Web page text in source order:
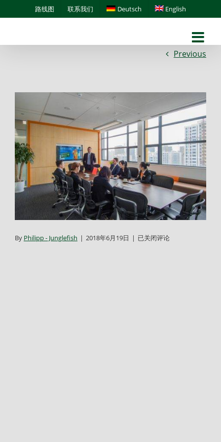
to
路线图 联系我们 Deutsch English
Previous
By Philipp - Junglefish | 2018年6月19日 | DSC_2710-
已关闭评论